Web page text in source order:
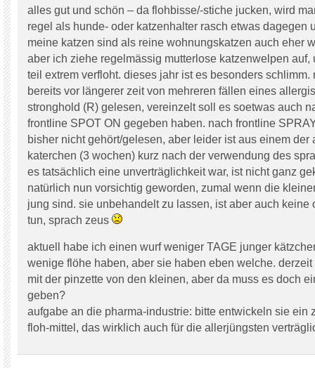
alles gut und schön – da flohbisse/-stiche jucken, wird
regel als hunde- oder katzenhalter rasch etwas dagegen
meine katzen sind als reine wohnungskatzen auch eher
aber ich ziehe regelmässig mutterlose katzenwelpen auf,
teil extrem verfloht. dieses jahr ist es besonders schlimm.
bereits vor längerer zeit von mehreren fällen eines
stronghold (R) gelesen, vereinzelt soll es soetwas auch
frontline SPOT ON gegeben haben. nach frontline
bisher nicht gehört/gelesen, aber leider ist aus einem der
katerchen (3 wochen) kurz nach der verwendung des
es tatsächlich eine unverträglichkeit war, ist nicht ganz
natürlich nun vorsichtig geworden, zumal wenn die
jung sind. sie unbehandelt zu lassen, ist aber auch keine
tun, sprach zeus
aktuell habe ich einen wurf weniger TAGE junger
wenige flöhe haben, aber sie haben eben welche. derzeit
mit der pinzette von den kleinen, aber da muss es doch
geben?
aufgabe an die pharma-industrie: bitte entwickeln sie ein
floh-mittel, das wirklich auch für die allerjüngsten